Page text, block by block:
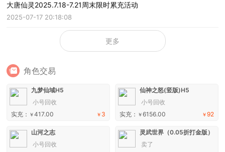
大唐仙灵2025.7.18-7.21周末限时累充活动
2025-07-17 20:18:08
更多
角色交易
九梦仙域H5
小号回收
￥ 3
实充： ￥417.00
仙神之怒(竖版)H5
小号回收
￥92
实充： ￥6156.00
山河之志
小号回收
灵武世界（0.05折打金版）
卖了